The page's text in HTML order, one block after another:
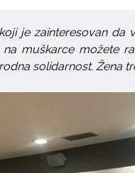
je zainteresovan
muškarce možete
solidarnost. Žena